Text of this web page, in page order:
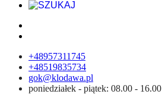
+48957311745
+48519835734
gok@klodawa.pl
poniedziałek - piątek: 08.00 - 16.00